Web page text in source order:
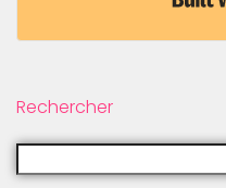
Rechercher